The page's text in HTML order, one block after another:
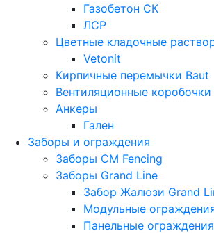
Газобетон СК
ЛСР
Цветные кладочные
Vetonit
Кирпичные перемычки Baut
Вентиляционные коробочки
Анкеры
Гален
Заборы и ограждения
Заборы CM Fencing
Заборы Grand Line
Забор Жалюзи Grand
Модульные
Панельные